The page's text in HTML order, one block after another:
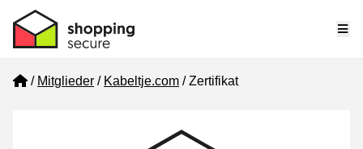
Home
Mitglieder Kabeltje.com Zertifikat